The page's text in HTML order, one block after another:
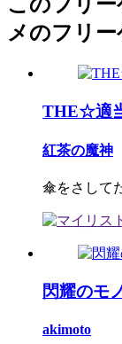
このフリ
メのフリー
THE☆適
紅茶の魔神
傘をさして
閃耀のモ
akimoto